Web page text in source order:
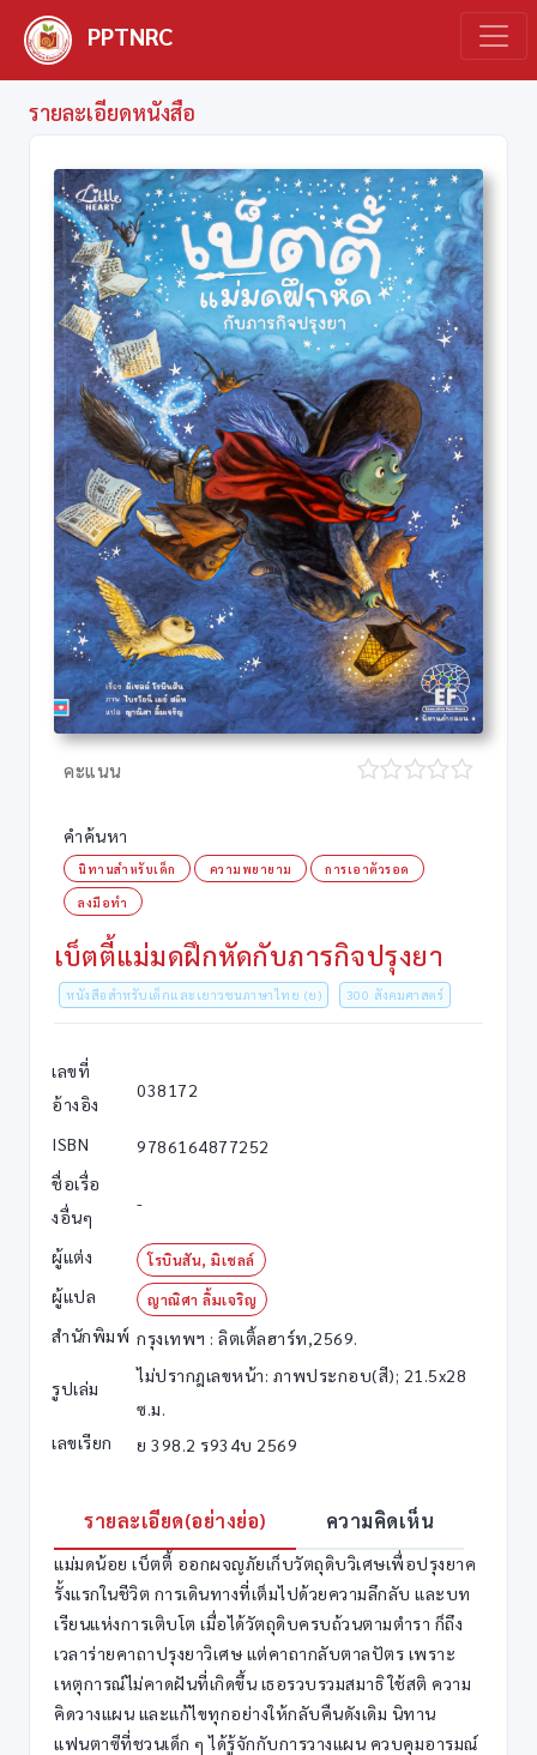
PPTNRC
รายละเอียดหนังสือ
คะแนน
คำค้นหา
นิทานสำหรับเด็ก ความพยายาม การเอาตัวรอด
ลงมือทำ
เบ็ตตี้แม่มดฝึกหัดกับภารกิจปรุงยา
หนังสือสำหรับเด็กและเยาวชนภาษาไทย (ย) 300 สังคมศาสตร์
เลขที่
อ้างอิง
038172
ISBN
9786164877252
ชื่อเรื่อ
งอื่นๆ
-
ผู้แต่ง โรบินสัน, มิเชลล์
ผู้แปล ญาณิศา ลิ้มเจริญ
สำนักพิมพ์ กรุงเทพฯ : ลิตเติ้ลฮาร์ท,2569.
รูปเล่ม
ไม่ปรากฎเลขหน้า: ภาพประกอบ(สี); 21.5x28
ซ.ม.
เลขเรียก
ย 398.2 ร934บ 2569
รายละเอียด(อย่างย่อ) ความคิดเห็น
แม่มดน้อย เบ็ตตี้ ออกผจญภัยเก็บวัตถุดิบวิเศษเพื่อปรุงยาค
รั้งแรกในชีวิต การเดินทางที่เต็มไปด้วยความลึกลับ และบท
เรียนแห่งการเติบโต เมื่อได้วัตถุดิบครบถ้วนตามตำรา ก็ถึง
เวลาร่ายคาถาปรุงยาวิเศษ แต่คาถากลับตาลปัตร เพราะ
เหตุการณ์ไม่คาดฝันที่เกิดขึ้น เธอรวบรวมสมาธิ ใช้สติ ความ
คิดวางแผน และแก้ไขทุกอย่างให้กลับคืนดังเดิม นิทาน
แฟนตาซีที่ชวนเด็ก ๆ ได้รู้จักกับการวางแผน ควบคุมอารมณ์